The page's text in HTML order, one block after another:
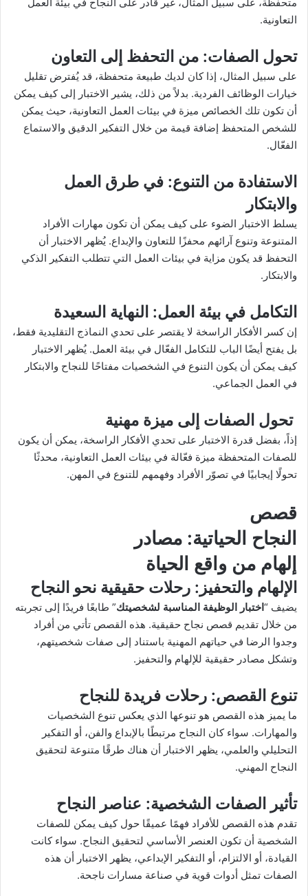
التعاونية.
تحول الصفات: من التحفظ إلى التعاون
على سبيل المثال، إذا كان لديك طبيعة متحفظة، قد يُفترض تقليل
خيارات الوظائف الفردية. بدلاً من ذلك، يشير الاختبار إلى كيف يمكن
أن تكون تلك الخصائص ميزة في بيئات العمل التعاونية، حيث يمكن
للشخص المتحفظ إضافة قيمة من خلال التفكير الدقيق والاستماع
الفعّال.
الاستفادة من التنوع: في طرق العمل
والابتكار
يسلط الاختبار الضوء على كيف يمكن أن تكون مهارات الأفراد
المتنوعة وتنوع آرائهم محفزًا للتعاون والإبداع. يُظهر الاختبار أن
التحفظ قد يكون مزاية في بيئات العمل التي تتطلب التفكير الذكي
والابتكار.
التكامل في بيئة العمل: النهاية السعيدة
إن كسر الأفكار الراسخة لا يقتصر على تحدي النماذج التقليدية فقط،
بل يفتح أيضًا الباب للتكامل الفعّال في بيئة العمل. يُظهر الاختبار
كيف يمكن أن يكون التنوع في الشخصيات مفتاحًا للنجاح والابتكار
في العمل الجماعي.
تحول الصفات إلى ميزة مهنية
إذاً، بفضل قدرة الاختبار على تحدي الأفكار الراسخة، يمكن أن يكون
للصفات المتحفظة ميزة فعّالة في بيئات العمل التعاونية، محدثًا
تحولًا إيجابيًا في تصوّر الأفراد وفهمهم للتنوع في المهن.
قصص
النجاح الحياتية: مصادر
إلهام من واقع الحياة
الإلهام والتحفيز : رحلات حقيقية نحو النجاح
يضيف “اختبار الوظيفة المناسبة لشخصيتك” طابعًا فريدًا إلى تجربته
من خلال تقديم قصص نجاح حقيقية. هذه القصص تأتي من أفراد
وجدوا الرضا في حياتهم المهنية باستناد إلى صفات شخصيتهم،
وتشكل مصادر حقيقية للإلهام والتحفيز.
تنوع القصص: رحلات فريدة للنجاح
ما يميز هذه القصص هو تنوعها الذي يعكس تنوع الشخصيات
والمهارات. سواء كان النجاح مرتبطًا بالإبداع والفن، أو التفكير
التحليلي والعلمي، يظهر الاختبار أن هناك طرقًا متنوعة لتحقيق
النجاح المهني.
تأثير الصفات الشخصية: عناصر النجاح
تقدم هذه القصص للأفراد فهمًا عميقًا حول كيف يمكن للصفات
الشخصية أن تكون العنصر الأساسي لتحقيق النجاح. سواء كانت
القيادة، أو الالتزام، أو التفكير الإبداعي، يظهر الاختبار أن هذه
الصفات تمثل أدوات قوية في صناعة مسارات ناجحة.